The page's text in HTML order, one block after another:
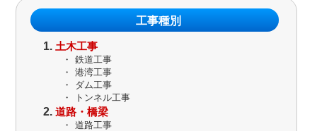
工事種別
土木工事
・
鉄道工事
・
港湾工事
・
ダム工事
・
トンネル工事
道路・橋梁
・
道路工事